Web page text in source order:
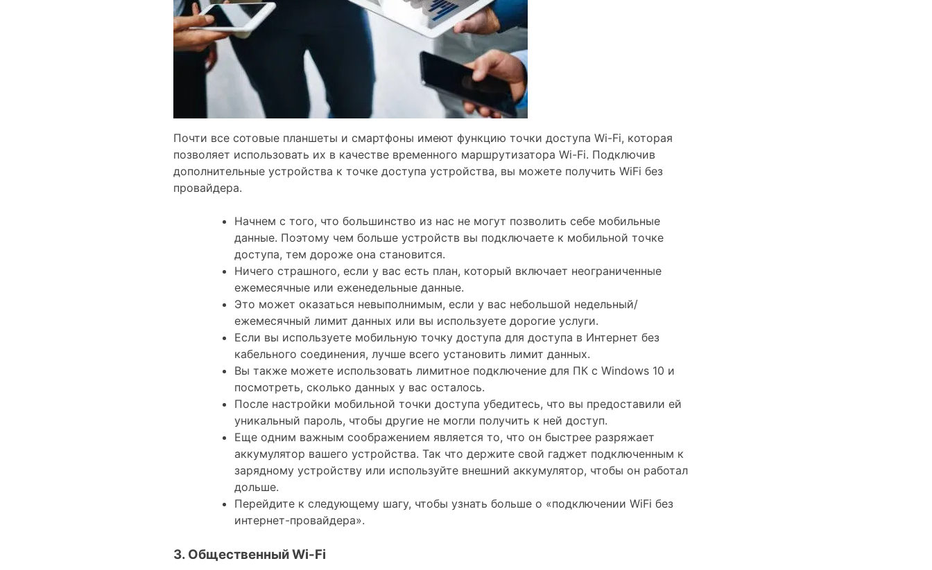
Почти все сотовые планшеты и смартфоны имеют функцию точки доступа Wi-Fi, которая
позволяет использовать их в качестве временного маршрутизатора Wi-Fi. Подключив
дополнительные устройства к точке доступа устройства, вы можете получить WiFi без
провайдера.
Начнем с того, что большинство из нас не могут позволить себе мобильные
данные. Поэтому чем больше устройств вы подключаете к мобильной точке
доступа, тем дороже она становится.
Ничего страшного, если у вас есть план, который включает неограниченные
ежемесячные или еженедельные данные.
Это может оказаться невыполнимым, если у вас небольшой недельный/
ежемесячный лимит данных или вы используете дорогие услуги.
Если вы используете мобильную точку доступа для доступа в Интернет без
кабельного соединения, лучше всего установить лимит данных.
Вы также можете использовать лимитное подключение для ПК с Windows 10 и
посмотреть, сколько данных у вас осталось.
После настройки мобильной точки доступа убедитесь, что вы предоставили ей
уникальный пароль, чтобы другие не могли получить к ней доступ.
Еще одним важным соображением является то, что он быстрее разряжает
аккумулятор вашего устройства. Так что держите свой гаджет подключенным к
зарядному устройству или используйте внешний аккумулятор, чтобы он работал
дольше.
Перейдите к следующему шагу, чтобы узнать больше о «подключении WiFi без
интернет-провайдера».
3. Общественный Wi-Fi